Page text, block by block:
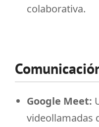
colaborativa.
Google Meet:
videollamadas